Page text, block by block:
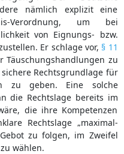
nämlich explizit eine
Verordnung, um bei
von Eignungs- bzw.
Er schlage vor, § 11
zu
Rechtsgrundlage für
zu geben. Eine solche
die Rechtslage bereits im
die ihre Kompetenzen
Rechtslage „maximal-
zu folgen, im Zweifel
wählen.